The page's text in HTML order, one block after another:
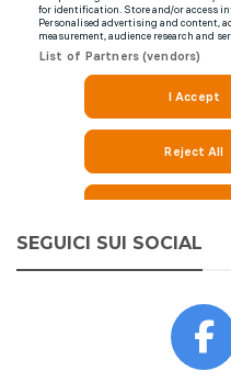
SEGUICI SUI SOCIAL